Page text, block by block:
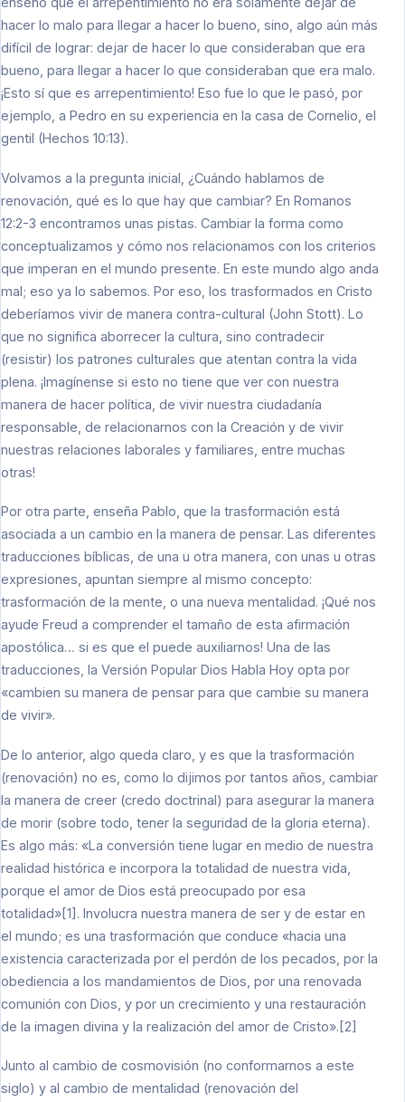
hacer lo malo para llegar a hacer lo bueno, sino, algo aún más
difícil de lograr: dejar de hacer lo que consideraban que era
bueno, para llegar a hacer lo que consideraban que era malo.
¡Esto sí que es arrepentimiento! Eso fue lo que le pasó, por
ejemplo, a Pedro en su experiencia en la casa de Cornelio, el
gentil (Hechos 10:13).
Volvamos a la pregunta inicial, ¿Cuándo hablamos de
renovación, qué es lo que hay que cambiar? En Romanos
12:2-3 encontramos unas pistas. Cambiar la forma como
conceptualizamos y cómo nos relacionamos con los criterios
que imperan en el mundo presente. En este mundo algo anda
mal; eso ya lo sabemos. Por eso, los trasformados en Cristo
deberíamos vivir de manera contra-cultural (John Stott). Lo
que no significa aborrecer la cultura, sino contradecir
(resistir) los patrones culturales que atentan contra la vida
plena. ¡Imagínense si esto no tiene que ver con nuestra
manera de hacer política, de vivir nuestra ciudadanía
responsable, de relacionarnos con la Creación y de vivir
nuestras relaciones laborales y familiares, entre muchas
otras!
Por otra parte, enseña Pablo, que la trasformación está
asociada a un cambio en la manera de pensar. Las diferentes
traducciones bíblicas, de una u otra manera, con unas u otras
expresiones, apuntan siempre al mismo concepto:
trasformación de la mente, o una nueva mentalidad. ¡Qué nos
ayude Freud a comprender el tamaño de esta afirmación
apostólica… si es que el puede auxiliarnos! Una de las
traducciones, la Versión Popular Dios Habla Hoy opta por
«cambien su manera de pensar para que cambie su manera
de vivir».
De lo anterior, algo queda claro, y es que la trasformación
(renovación) no es, como lo dijimos por tantos años, cambiar
la manera de creer (credo doctrinal) para asegurar la manera
de morir (sobre todo, tener la seguridad de la gloria eterna).
Es algo más: «La conversión tiene lugar en medio de nuestra
realidad histórica e incorpora la totalidad de nuestra vida,
porque el amor de Dios está preocupado por esa
totalidad»[1]. Involucra nuestra manera de ser y de estar en
el mundo; es una trasformación que conduce «hacia una
existencia caracterizada por el perdón de los pecados, por la
obediencia a los mandamientos de Dios, por una renovada
comunión con Dios, y por un crecimiento y una restauración
de la imagen divina y la realización del amor de Cristo».[2]
Junto al cambio de cosmovisión (no conformarnos a este
siglo) y al cambio de mentalidad (renovación del